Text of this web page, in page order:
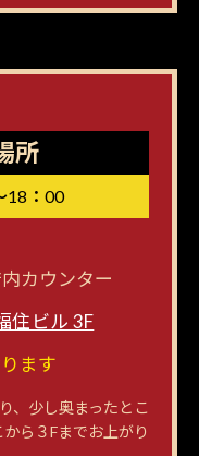
所
18：00
カウンター
住ビル 3F
ます
、少し奥まったとこ
ら３Fまでお上がり